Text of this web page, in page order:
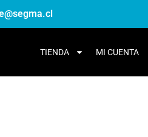
TIENDA MI CUENTA